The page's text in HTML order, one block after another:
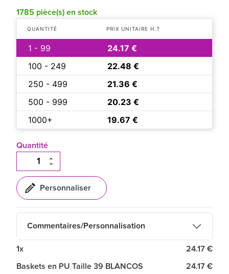
1785 pièce(s) en stock
QUANTITÉ PRIX UNITAIRE H.T
1 - 99
24.17 €
100 - 249
22.48 €
250 - 499
21.36 €
500 - 999
20.23 €
1000+
19.67 €
Quantité
Commentaires/Personnalisation
1x 24.17 €
Baskets en PU Taille 39 BLANCOS 24.17 €